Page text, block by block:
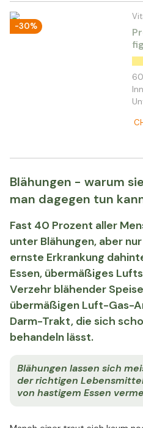
-30%
Blähungen - warum
man dagegen tun
Fast 40 Prozent aller
unter Blähungen, aber
ernste Erkrankung
Essen, übermäßiges
Verzehr blähender
übermäßigen Luft-Gas-
Darm-Trakt, die sich
behandeln lässt.
Blähungen lassen sich
der richtigen
von hastigem Essen